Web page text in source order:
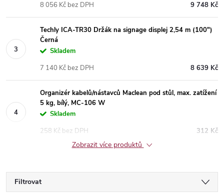
9 748 Kč
8 056 Kč bez DPH
Techly ICA-TR30 Držák na signage displej 2,54 m (100")
Černá
Skladem
8 639 Kč
7 140 Kč bez DPH
Organizér kabelů/nástavců Maclean pod stůl, max. zatížení
5 kg, bílý, MC-106 W
Skladem
312 Kč
258 Kč bez DPH
Zobrazit více produktů
Filtrovat